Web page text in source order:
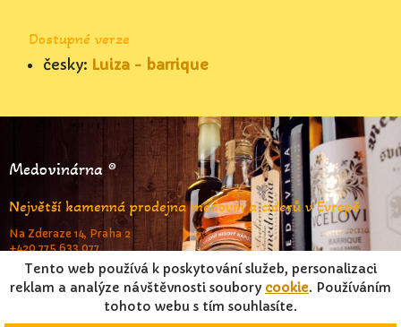
Dostupné verze
česky: Luiza - barrique
Medovinárna ®
Největší kamenná prodejna medovin a ciderů v Evropě
Na Zderaze 14, Praha 2
+420 775 633 077
www.medovinarna.cz
© FrameStar s.r.o. & Jiří Pouček 2023 |RSS|Mapa stránek
Tento web používá k poskytování služeb, personalizaci
reklam a analýze návštěvnosti soubory cookie. Používáním
tohoto webu s tím souhlasíte.